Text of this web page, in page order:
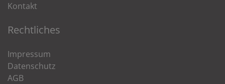
Kontakt
Rechtliches
Impressum
Datenschutz
AGB